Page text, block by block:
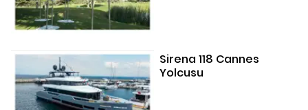
Sirena 118 Cannes
Yolcusu